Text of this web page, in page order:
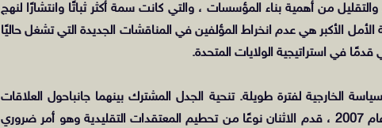
والتقليل من أهمية بناء المؤسسات ، والتي كانت سمة أكثر ثباتًا وانتشارًا لنهج
الأمل الأكبر هي عدم انخراط المؤلفين في المناقشات الجديدة التي تشغل حاليًا
في استراتيجية الولايات المتحدة.
الخارجية لفترة طويلة. تنحية الجدل المشترك بينهما جانباحول العلاقات
الأمريكية الإسرائيلية ، الذي نُشر في شكل كتاب في عام 2007 ، قدم الاثنان نوعًا من تحطيم المعتقدات التقليدية وهو أمر ضروري